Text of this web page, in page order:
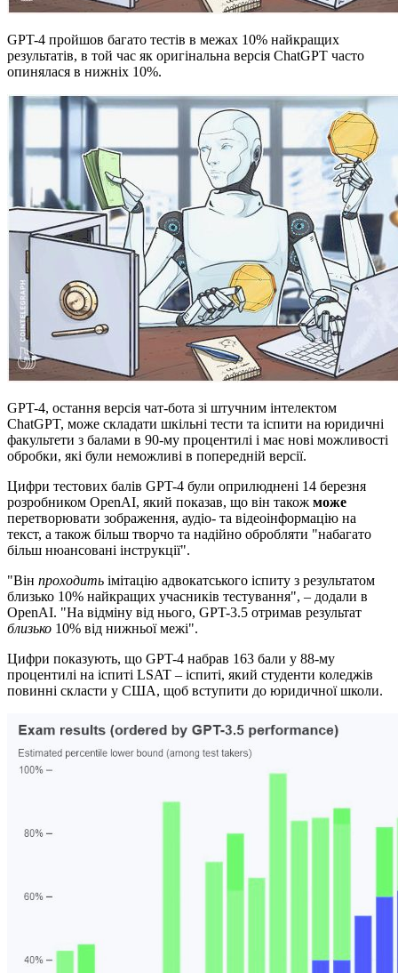
GPT-4 пройшов багато тестів в межах 10% найкращих
результатів, в той час як оригінальна версія ChatGPT часто
опинялася в нижніх 10%.
GPT-4, остання версія чат-бота зі штучним інтелектом
ChatGPT, може складати шкільні тести та іспити на юридичні
факультети з балами в 90-му процентилі і має нові можливості
обробки, які були неможливі в попередній версії.
Цифри тестових балів GPT-4 були оприлюднені 14 березня
розробником OpenAI, який показав, що він також може
перетворювати зображення, аудіо- та відеоінформацію на
текст, а також більш творчо та надійно обробляти "набагато
більш нюансовані інструкції".
"Він проходить імітацію адвокатського іспиту з результатом
близько 10% найкращих учасників тестування", – додали в
OpenAI. "На відміну від нього, GPT-3.5 отримав результат
близько 10% від нижньої межі".
Цифри показують, що GPT-4 набрав 163 бали у 88-му
процентилі на іспиті LSAT – іспиті, який студенти коледжів
повинні скласти у США, щоб вступити до юридичної школи.